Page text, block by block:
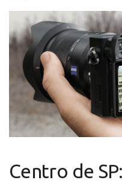
Centro de